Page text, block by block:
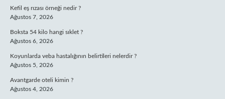
Kefil eş rızası örneği nedir ?
Ağustos 7, 2026
Boksta 54 kilo hangi sıklet ?
Ağustos 6, 2026
Koyunlarda veba hastalığının belirtileri nelerdir ?
Ağustos 5, 2026
Avantgarde oteli kimin ?
Ağustos 4, 2026